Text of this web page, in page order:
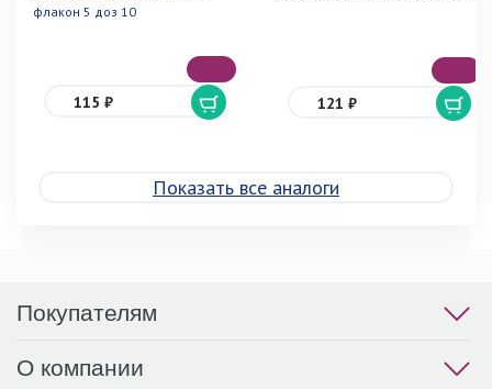
флакон 5 доз 10
115 ₽ 121 ₽
Показать все аналоги
Покупателям
О компании